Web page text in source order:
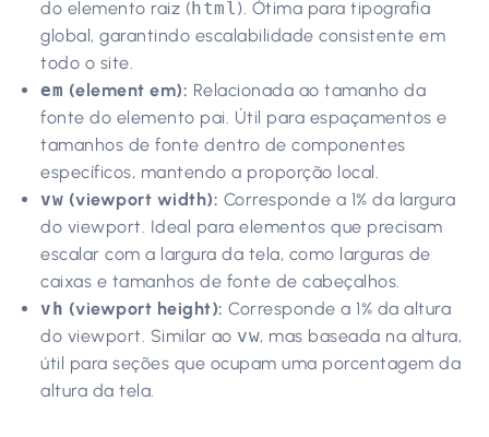
do elemento raiz ( html). Ótima para tipografia
global, garantindo escalabilidade consistente em
todo o site.
em (element em): Relacionada ao tamanho da
fonte do elemento pai. Útil para espaçamentos e
tamanhos de fonte dentro de componentes
específicos, mantendo a proporção local.
vw (viewport width): Corresponde a 1% da largura
do viewport. Ideal para elementos que precisam
escalar com a largura da tela, como larguras de
caixas e tamanhos de fonte de cabeçalhos.
vh (viewport height): Corresponde a 1% da altura
do viewport. Similar ao vw, mas baseada na altura,
útil para seções que ocupam uma porcentagem da
altura da tela.